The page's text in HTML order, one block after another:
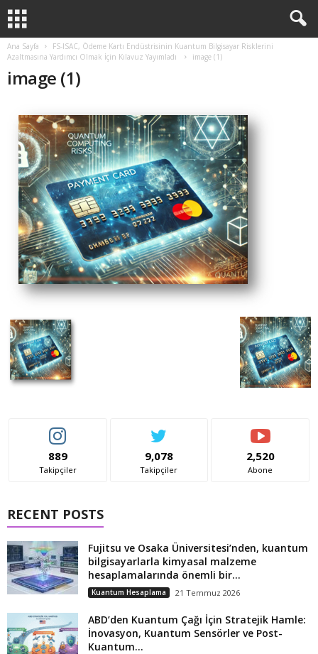
Ana Sayfa
FS-ISAC, Ödeme Kartı Endüstrisinin Kuantum Bilgisayar Risklerini
Azaltmasına Yardımcı Olmak İçin Kılavuz Yayımladı
image (1)
image (1)
889
Takipçiler
9,078
Takipçiler
2,520
Abone
RECENT POSTS
Fujitsu ve Osaka Üniversitesi’nden, kuantum
bilgisayarlarla kimyasal malzeme
hesaplamalarında önemli bir...
Kuantum Hesaplama 21 Temmuz 2026
ABD’den Kuantum Çağı İçin Stratejik Hamle:
İnovasyon, Kuantum Sensörler ve Post-
Kuantum...